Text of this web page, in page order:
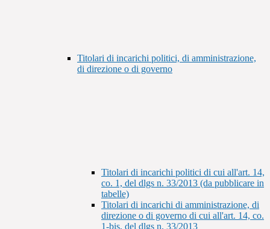
Titolari di incarichi politici, di amministrazione,
di direzione o di governo
Titolari di incarichi politici di cui all'art. 14,
co. 1, del dlgs n. 33/2013 (da pubblicare in
tabelle)
Titolari di incarichi di amministrazione, di
direzione o di governo di cui all'art. 14, co.
1-bis, del dlgs n. 33/2013